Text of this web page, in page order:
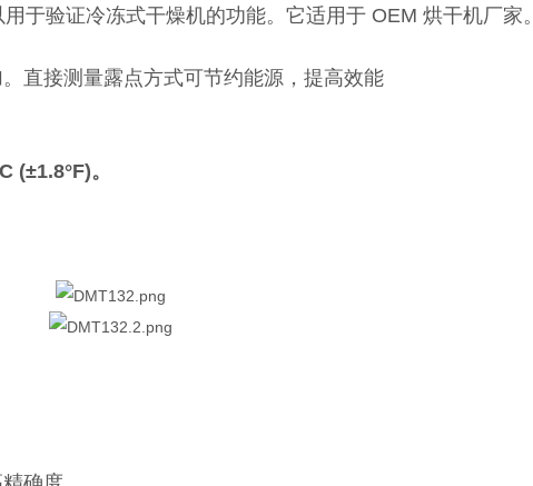
于验证冷冻式干燥机的功能。它适用于 OEM 烘干机厂家。
直接测量露点方式可节约能源，提高效能
(±1.8°F)。